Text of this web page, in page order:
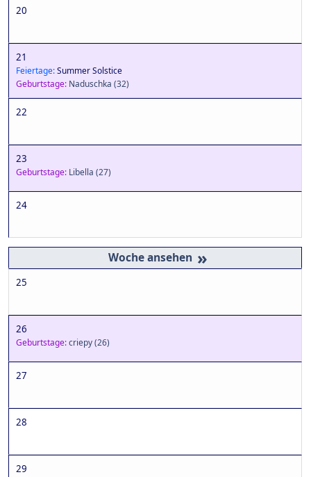
20
21
Feiertage:Summer Solstice
Geburtstage: Naduschka (32)
22
23
Geburtstage: Libella (27)
24
»
25
26
Geburtstage:criepy(26)
27
28
29